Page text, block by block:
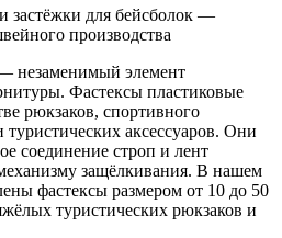
застёжки для бейсболок —
производства
незаменимый элемент
Фастексы пластиковые
рюкзаков, спортивного
аксессуаров. Они
соединение строп и лент
защёлкивания. В нашем
фастексы размером от 10 до 50
туристических рюкзаков и